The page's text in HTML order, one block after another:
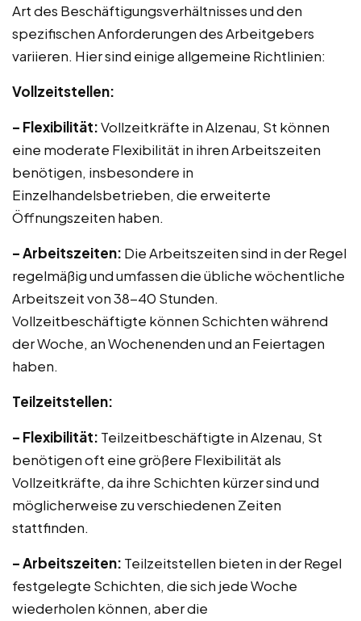
Art des Beschäftigungsverhältnisses und den
spezifischen Anforderungen des Arbeitgebers
variieren. Hier sind einige allgemeine Richtlinien:
Vollzeitstellen:
– Flexibilität:Vollzeitkräfte in Alzenau, St können
eine moderate Flexibilität in ihren Arbeitszeiten
benötigen, insbesondere in
Einzelhandelsbetrieben, die erweiterte
Öffnungszeiten haben.
– Arbeitszeiten: Die Arbeitszeiten sind in der Regel
regelmäßig und umfassen die übliche wöchentliche
Arbeitszeit von 38-40 Stunden.
Vollzeitbeschäftigte können Schichten während
der Woche, an Wochenenden und an Feiertagen
haben.
Teilzeitstellen:
– Flexibilität: Teilzeitbeschäftigte in Alzenau, St
benötigen oft eine größere Flexibilität als
Vollzeitkräfte, da ihre Schichten kürzer sind und
möglicherweise zu verschiedenen Zeiten
stattfinden.
– Arbeitszeiten: Teilzeitstellen bieten in der Regel
festgelegte Schichten, die sich jede Woche
wiederholen können, aber die